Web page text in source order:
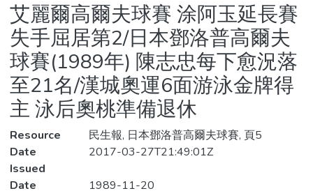
Statistics
艾麗爾高爾夫球賽 涂阿玉延長賽
失手屈居第2/日本鄧洛普高爾夫
球賽(1989年) 陳志忠每下愈況落
至21名/漢城奧運6面游泳金牌得
主 泳后奧桃準備退休
Resource
民生報, 日本鄧洛普高爾夫球賽, 頁5
Date
Issued
2017-03-27T21:49:01Z
Date
1989-11-20